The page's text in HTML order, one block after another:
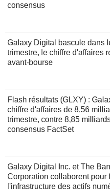
consensus
Galaxy Digital bascule dans
trimestre, le chiffre d'affaires
avant-bourse
Flash résultats (GLXY) :
chiffre d'affaires de 8,56
trimestre, contre 8,85
consensus FactSet
Galaxy Digital Inc. et The
Corporation collaborent pour
l'infrastructure des actifs